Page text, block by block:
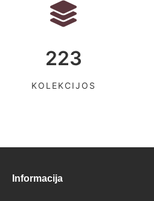
223
KOLEKCIJOS
Informacija